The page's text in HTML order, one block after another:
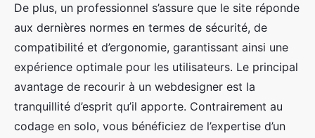
De plus, un professionnel s’assure que le site réponde
aux dernières normes en termes de sécurité, de
compatibilité et d’ergonomie, garantissant ainsi une
expérience optimale pour les utilisateurs. Le principal
avantage de recourir à un webdesigner est la
tranquillité d’esprit qu’il apporte. Contrairement au
codage en solo, vous bénéficiez de l’expertise d’un